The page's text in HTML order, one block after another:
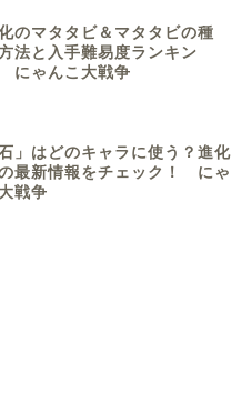
のマタタビ＆マタタビの種
法と入手難易度ランキン
にゃんこ大戦争
石」はどのキャラに使う？進化
最新情報をチェック！ にゃ
戦争